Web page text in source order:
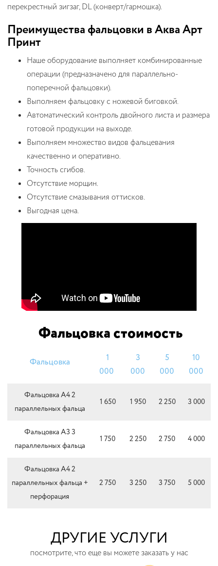
перекрестный зигзаг, DL (конверт/гармошка).
Преимущества фальцовки в Аква Арт
Принт
Наше оборудование выполняет комбинированные
операции (предназначено для параллельно-
поперечной фальцовки).
Выполняем фальцовку с ножевой биговкой.
Автоматический контроль двойного листа и размера
готовой продукции на выходе.
Выполняем множество видов фальцевания
качественно и оперативно.
Точность сгибов.
Отсутствие морщин.
Отсутствие смазывания оттисков.
Выгодная цена.
Фальцовка стоимость
Фальцовка
1
000
3
000
5
000
10
000
Фальцовка А4 2
параллельных фальца
1 650 1 950 2 250 3 000
Фальцовка А3 3
параллельных фальца
1 750 2 250 2 750 4 000
Фальцовка А4 2
параллельных фальца +
перфорация
2 750 3 250 3 750 5 000
ДРУГИЕ УСЛУГИ
посмотрите, что еще вы можете заказать у нас